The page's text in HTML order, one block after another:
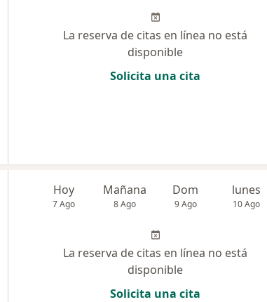
La reserva de citas en línea no está
disponible
Solicita una cita
Hoy
7 Ago
Mañana
8 Ago
Dom
9 Ago
lunes
10 Ago
La reserva de citas en línea no está
disponible
Solicita una cita